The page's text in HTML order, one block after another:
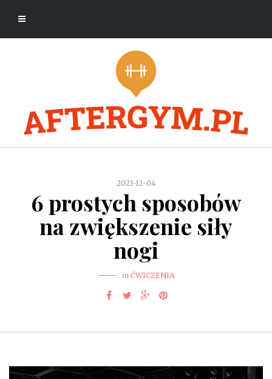
2021-12-04
6 prostych sposobów
na zwiększenie siły
nogi
in ĆWICZENIA